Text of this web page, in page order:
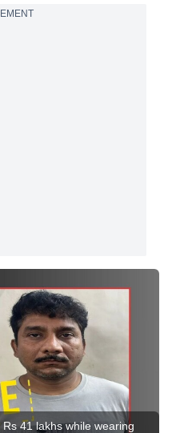
41 lakhs while wearing